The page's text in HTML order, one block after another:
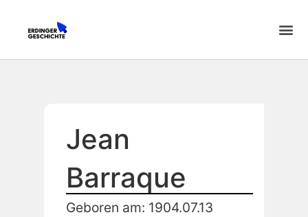
Jean
Barraque
Geboren am: 1904.07.13